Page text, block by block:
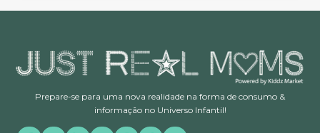
Prepare-se para uma nova realidade na forma de consumo &
informação no Universo Infantil!